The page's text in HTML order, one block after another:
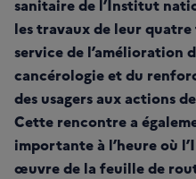
sanitaire de l’Institut
les travaux de leur
service de l’amélioration
cancérologie et du
des usagers aux actions
Cette rencontre a
importante à l’heure où
œuvre de la feuille de